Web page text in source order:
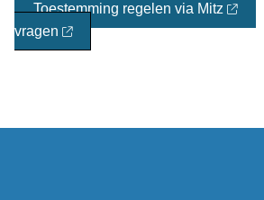
Toestemming regelen via Mitz
vragen